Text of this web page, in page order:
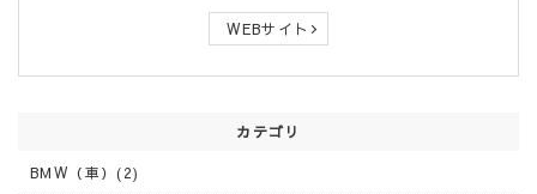
WEBサイト
カテゴリ
BMW（車）(2)